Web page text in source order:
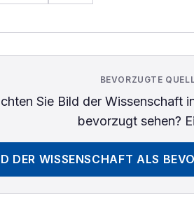
BEVORZUGTE
Sie Bild der Wissenschaft
bevorzugt sehen?
DER WISSENSCHAFT ALS